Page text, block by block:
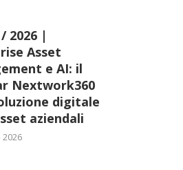
2026 |
Asset
e AI: il
Nextwork360
digitale
aziendali
2026